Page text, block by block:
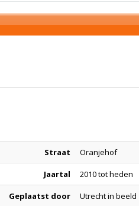
Straat Oranjehof
Jaartal 2010 tot heden
Geplaatst door Utrecht in beeld